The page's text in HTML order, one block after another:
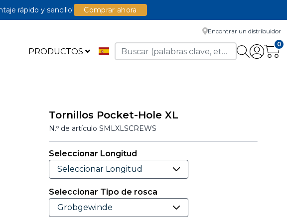
rápido y sencillo! Comprar ahora
PRODUCTOS
Encontrar un distribuidor
0
Tornillos Pocket-Hole XL
N.º de artículo SMLXLSCREWS
Seleccionar Longitud
Seleccionar Tipo de rosca